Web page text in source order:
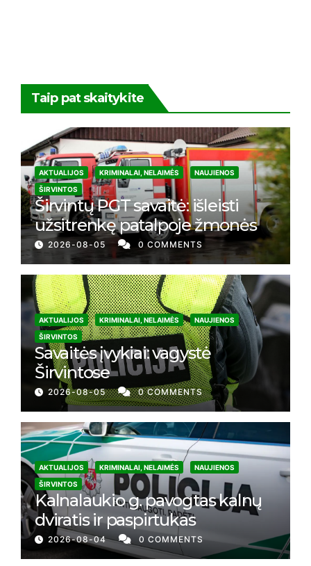
Taip pat skaitykite
AKTUALIJOS KRIMINALAI, NELAIMĖS
NAUJIENOS
ŠIRVINTOS
Širvintų PGT savaitė: išleisti
užsitrenkę patalpoje žmonės
2026-08-05 0 COMMENTS
AKTUALIJOS KRIMINALAI, NELAIMĖS
NAUJIENOS
ŠIRVINTOS
Savaitės įvykiai: vagystė
Širvintose
2026-08-05 0 COMMENTS
AKTUALIJOS KRIMINALAI, NELAIMĖS
NAUJIENOS
ŠIRVINTOS
Kalnalaukio g. pavogtas kalnų
dviratis ir paspirtukas
2026-08-04 0 COMMENTS